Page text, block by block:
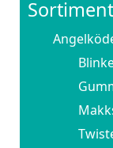
Sortiment